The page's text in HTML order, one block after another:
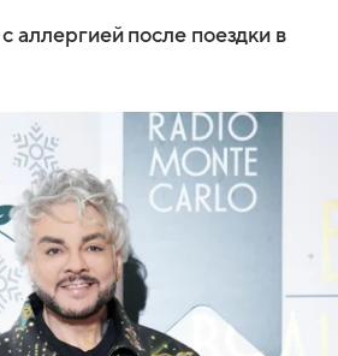
аллергией после поездки в